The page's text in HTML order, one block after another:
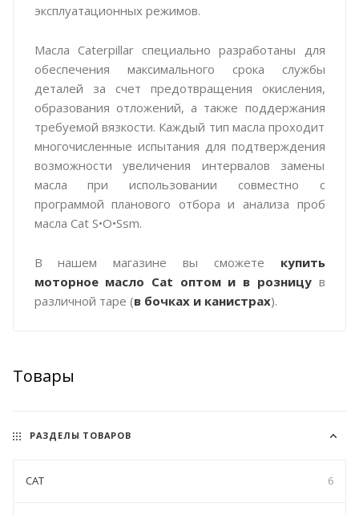
эксплуатационных режимов.
Масла Caterpillar специально разработаны для
обеспечения максимального срока службы
деталей за счет предотвращения окисления,
образования отложений, а также поддержания
требуемой вязкости. Каждый тип масла проходит
многочисленные испытания для подтверждения
возможности увеличения интервалов замены
масла при использовании совместно с
программой планового отбора и анализа проб
масла Cat S•O•Ssm.
В нашем магазине вы сможете купить
моторное масло Cat оптом и в розницув
различной таре (в бочках и канистрах).
Товары
РАЗДЕЛЫ ТОВАРОВ
CAT 6